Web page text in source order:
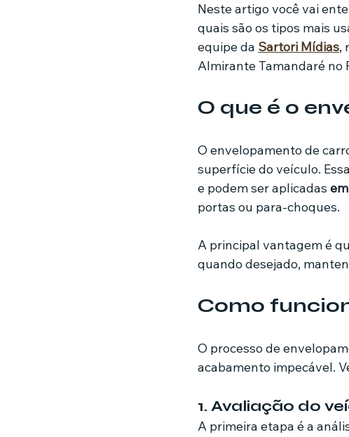
Neste artigo você vai
quais são os tipos mais
equipe da Sartori Mídias,
Almirante Tamandaré no
O que é o
O envelopamento de
superfície do veículo.
e podem ser aplicadas
portas ou para-choques.
A principal vantagem é
quando desejado,
Como
O processo de
acabamento impecável.
1. Avaliação do
A primeira etapa é a